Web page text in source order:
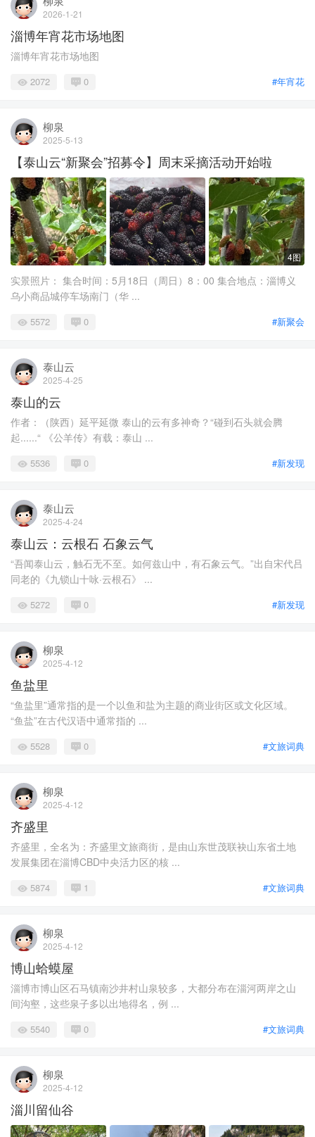
2026-1-21
淄博年宵花市场地图
淄博年宵花市场地图
#年宵花
2072 0
柳泉
2025-5-13
【泰山云“新聚会”招募令】周末采摘活动开始啦
4图
实景照片： 集合时间：5月18日（周日）8：00 集合地点：淄博义
乌小商品城停车场南门（华 ...
#新聚会
5572 0
泰山云
2025-4-25
泰山的云
作者：（陕西）延平延微 泰山的云有多神奇？“碰到石头就会腾
起......“ 《公羊传》有载：泰山 ...
#新发现
5536 0
泰山云
2025-4-24
泰山云：云根石 石象云气
“吾闻泰山云，触石无不至。如何兹山中，有石象云气。”出自宋代吕
同老的《九锁山十咏·云根石》 ...
#新发现
5272 0
柳泉
2025-4-12
鱼盐里
“鱼盐里”通常指的是一个以鱼和盐为主题的商业街区或文化区域。
“鱼盐”在古代汉语中通常指的 ...
#文旅词典
5528 0
柳泉
2025-4-12
齐盛里
齐盛里，全名为：齐盛里文旅商街，是由山东世茂联袂山东省土地
发展集团在淄博CBD中央活力区的核 ...
#文旅词典
5874 1
柳泉
2025-4-12
博山蛤蟆屋
淄博市博山区石马镇南沙井村山泉较多，大都分布在淄河两岸之山
间沟壑，这些泉子多以出地得名，例 ...
#文旅词典
5540 0
柳泉
2025-4-12
淄川留仙谷